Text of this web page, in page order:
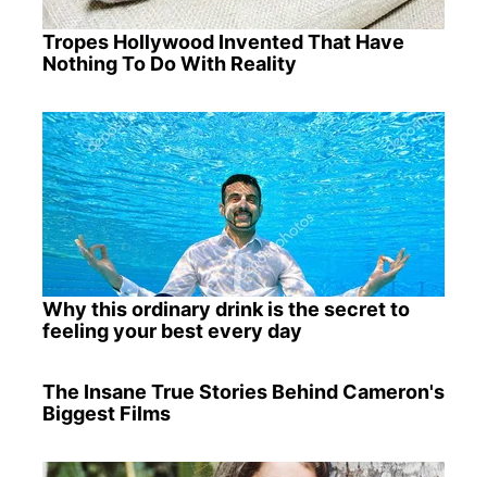
Tropes Hollywood Invented That Have
Nothing To Do With Reality
Why this ordinary drink is the secret to
feeling your best every day
The Insane True Stories Behind Cameron's
Biggest Films